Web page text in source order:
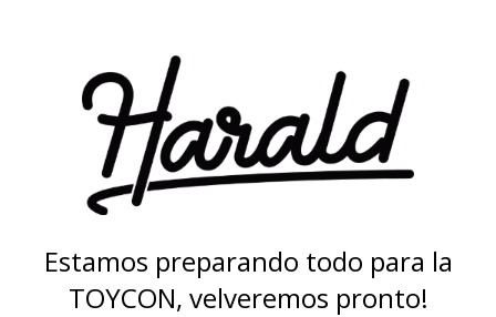
Estamos preparando todo para la
TOYCON, velveremos pronto!